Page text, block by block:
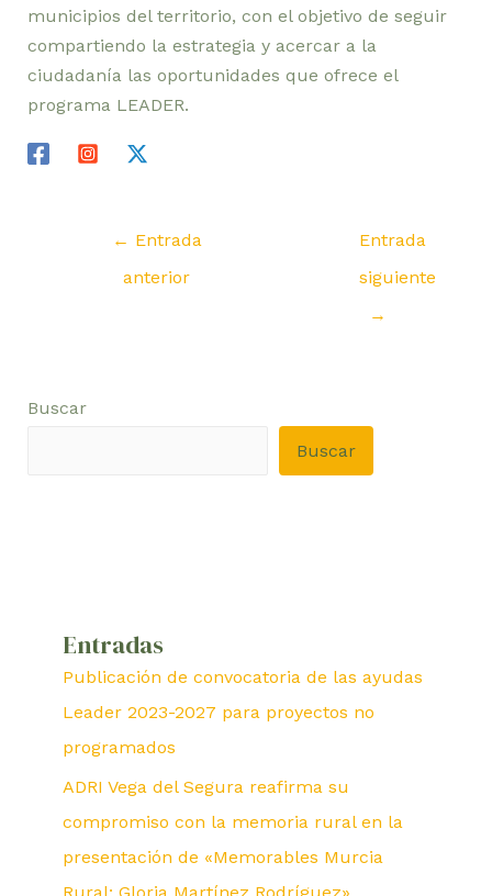
municipios del territorio, con el objetivo de seguir
compartiendo la estrategia y acercar a la
ciudadanía las oportunidades que ofrece el
programa LEADER.
← Entrada
anterior
Entrada
siguiente
→
Buscar
Buscar
Entradas
Publicación de convocatoria de las ayudas
Leader 2023-2027 para proyectos no
programados
ADRI Vega del Segura reafirma su
compromiso con la memoria rural en la
presentación de «Memorables Murcia